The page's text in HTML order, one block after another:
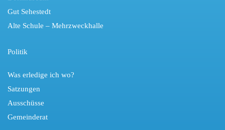
Gut Sehestedt
Alte Schule – Mehrzweckhalle
Politik
Was erledige ich wo?
Satzungen
Ausschüsse
Gemeinderat